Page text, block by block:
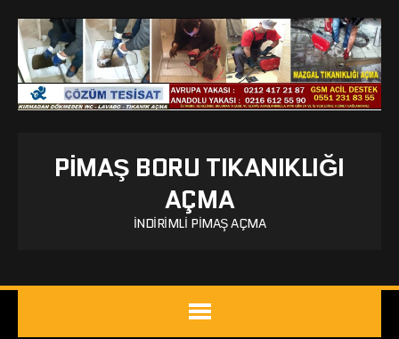
PIMAŞ BORU TIKANIKLIĞI
AÇMA
İNDIRIMLI PIMAŞ AÇMA